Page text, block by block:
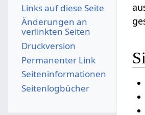
Links auf diese Seite
Änderungen an
verlinkten Seiten
Druckversion
Permanenter Link
Seiten­­informationen
Seitenlogbücher